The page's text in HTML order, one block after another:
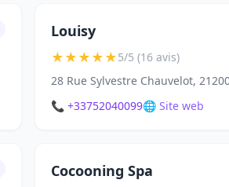
Louisy
★★★★★5/5 (16 avis)
28 Rue Sylvestre Chauvelot,
📞 +33752040099🌐 Site web
Cocooning Spa